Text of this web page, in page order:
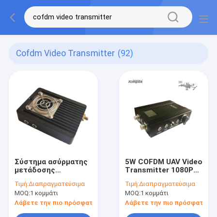
Cofdm Video Transmitter (92)
Σύστημα ασύρματης
μετάδοσης
μετάδοσης μεγάλων
αποστάσεων cofdm
υψηλής τεχνολογίας
HD Video
Τιμή:Διαπραγματεύσιμα
MOQ:1 κομμάτι
Λάβετε την πιο πρόσφατη τιμή
5W COFDM UAV Video
Transmitter 1080P
τηλεοπτικός
πομπός μεγάλης
εμβέλειας για τη
μετάδοση drones
Τιμή:Διαπραγματεύσιμα
MOQ:1 κομμάτι
Λάβετε την πιο πρόσφατη